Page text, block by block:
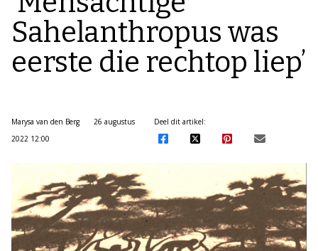
Sahelanthropus was
eerste die rechtop liep’
Marysa van den Berg
26 augustus
2022 12:00
Deel dit artikel: